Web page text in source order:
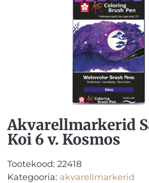
Akvarellmarkerid
Koi 6 v. Kosmos
Tootekood: 22418
Kategooria: akvarellmarkerid